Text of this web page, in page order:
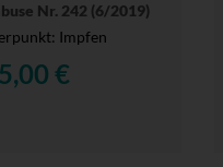
Nr. 242 (6/2019)
Impfen
5,00 €